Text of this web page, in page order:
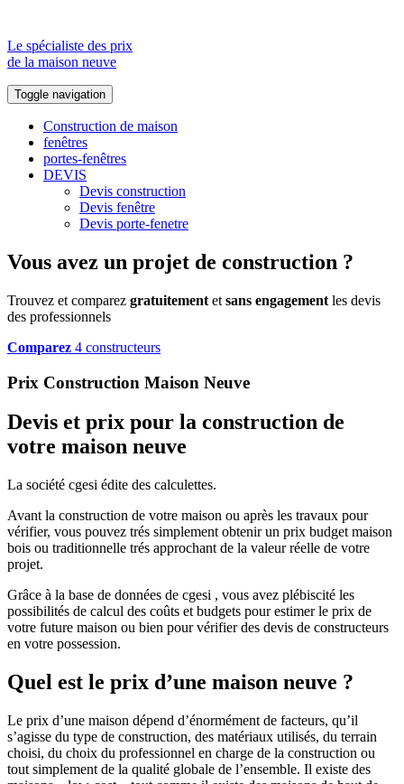
Le spécialiste des prix
de la maison neuve
Toggle navigation
Construction de maison
fenêtres
portes-fenêtres
DEVIS
Devis construction
Devis fenêtre
Devis porte-fenetre
Vous avez un projet de construction ?
Trouvez et comparez gratuitement et sans engagement les devis
des professionnels
Comparez 4 constructeurs
Prix Construction Maison Neuve
Devis et prix pour la construction de
votre maison neuve
La société cgesi édite des calculettes.
Avant la construction de votre maison ou après les travaux pour
vérifier, vous pouvez trés simplement obtenir un prix budget maison
bois ou traditionnelle trés approchant de la valeur réelle de votre
projet.
Grâce à la base de données de cgesi , vous avez plébiscité les
possibilités de calcul des coûts et budgets pour estimer le prix de
votre future maison ou bien pour vérifier des devis de constructeurs
en votre possession.
Quel est le prix d’une maison neuve ?
Le prix d’une maison dépend d’énormément de facteurs, qu’il
s’agisse du type de construction, des matériaux utilisés, du terrain
choisi, du choix du professionnel en charge de la construction ou
tout simplement de la qualité globale de l’ensemble. Il existe des